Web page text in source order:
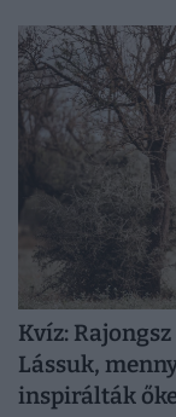
legjobbakból!
Kvíz:
Lássuk,
inspirálták